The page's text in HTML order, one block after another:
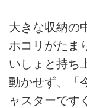
大きな収納の
ホコリがたま
いしょと持ち
動かせず、「
ャスターです